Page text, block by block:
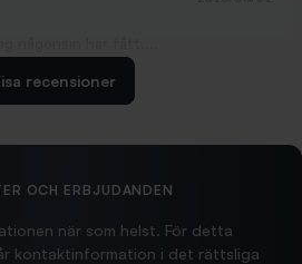
2026/02/19
Snabb och bra...
recensioner
OCH ERBJUDANDEN
när som helst. För detta
kontaktinformation i det rättsliga